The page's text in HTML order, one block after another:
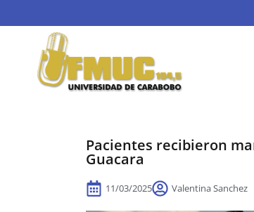
Pacientes recibieron
Guacara
11/03/2025 Valentina Sanchez